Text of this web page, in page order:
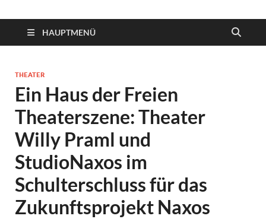
HAUPTMENÜ
THEATER
Ein Haus der Freien
Theaterszene: Theater
Willy Praml und
StudioNaxos im
Schulterschluss für das
Zukunftsprojekt Naxos